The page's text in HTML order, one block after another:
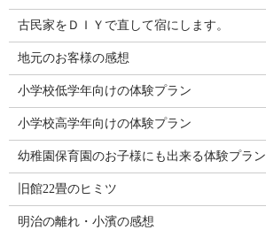
古民家をＤＩＹで直して宿にします。
地元のお客様の感想
小学校低学年向けの体験プラン
小学校高学年向けの体験プラン
幼稚園保育園のお子様にも出来る体験プラン
旧館22畳のヒミツ
明治の離れ・小濱の感想